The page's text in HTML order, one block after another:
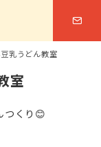
乳うどん教室
室
つくり😊